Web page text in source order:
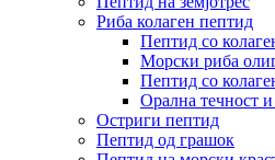
Риба колаген пептид
Пептид со
Морски риба
Пептид со
Орална течност
Остриги пептид
Пептид од грашок